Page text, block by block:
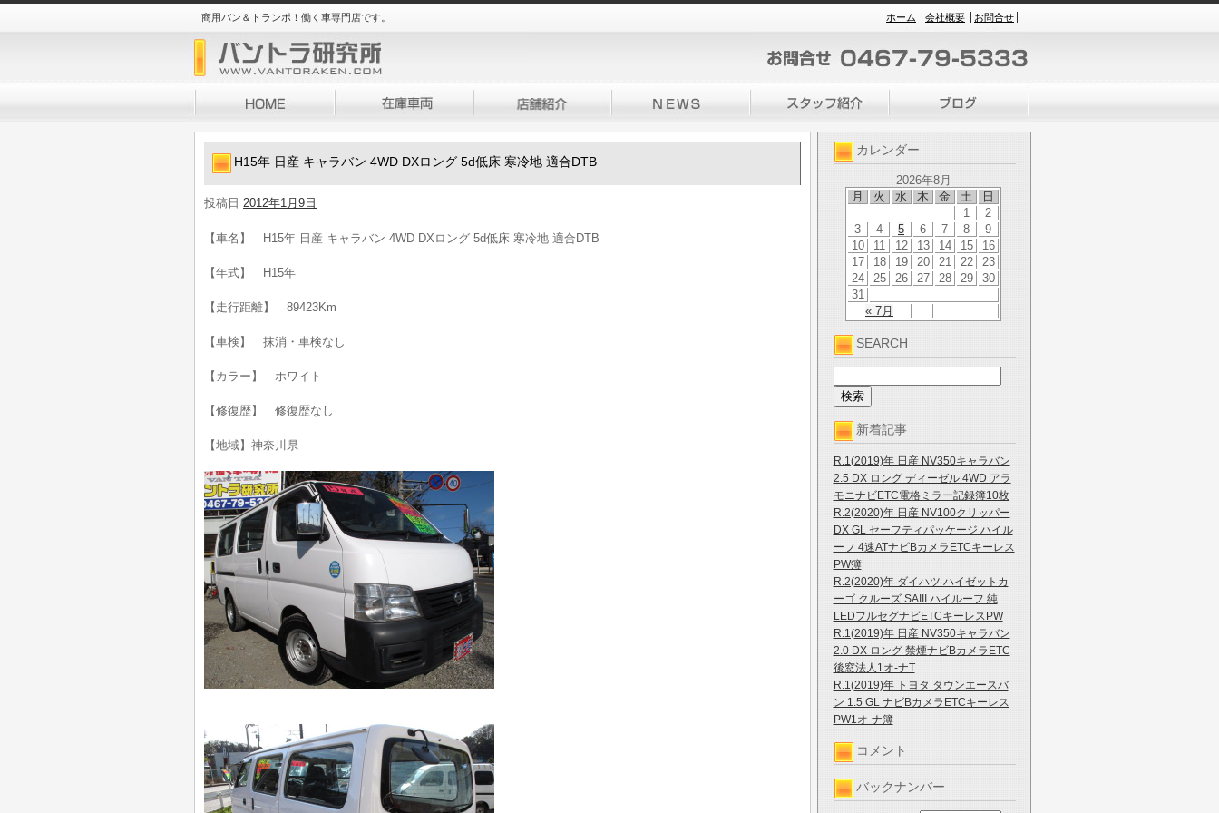
商用バン＆トランポ！働く車専門店です。 ホーム 会社概要 お問合せ
カレンダー
2026年8月
月
火 水 木 金 土 日
« 7月
1
2
3
4 5 6 7 8
9
10
11 12 13 14 15
16
17
18 19 20 21 22
23
24
25 26 27 28 29
30
31
SEARCH
新着記事
R.1(2019)年 日産 NV350キャラバン
2.5 DX ロング ディーゼル 4WD アラ
モニナビETC電格ミラー記録簿10枚
R.2(2020)年 日産 NV100クリッパー
DX GL セーフティパッケージ ハイル
ーフ 4速ATナビBカメラETCキーレス
PW簿
R.2(2020)年 ダイハツ ハイゼットカ
ーゴ クルーズ SAIII ハイルーフ 純
LEDフルセグナビETCキーレスPW
R.1(2019)年 日産 NV350キャラバン
2.0 DX ロング 禁煙ナビBカメラETC
後窓法人1オ-ナT
R.1(2019)年 トヨタ タウンエースバ
ン 1.5 GL ナビBカメラETCキーレス
PW1オ-ナ簿
コメント
バックナンバー
H15年 日産 キャラバン 4WD DXロング 5d低床 寒冷地 適合DTB
投稿日 2012年1月9日
【車名】 H15年 日産 キャラバン 4WD DXロング 5d低床 寒冷地 適合DTB
【年式】 H15年
【走行距離】 89423Km
【車検】 抹消・車検なし
【カラー】 ホワイト
【修復歴】 修復歴なし
【地域】神奈川県